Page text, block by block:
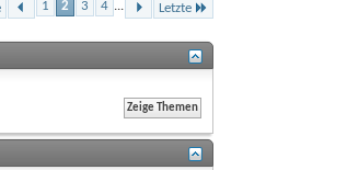
1 2 3 4 ... Letzte